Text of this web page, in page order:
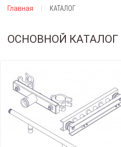
Главная КАТАЛОГ
ОСНОВНОЙ